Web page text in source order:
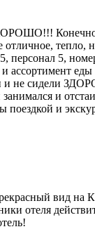
ХОРОШО!!!
тепло,
5,
ассортимент
и не
и
поездкой и
вид на
отеля